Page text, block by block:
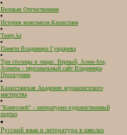
Великая Отечественная
История комсомола Казахстана
Театр.kz
Памяти Владимира Гундарева
Три столицы в лицах: Верный, Алма-Ата,
Алматы - персональный сайт Владимира
Проскурина
Казахстанская Академия журналистского
мастерства
"Книголюб" - литературно-художественный
портал
Русский язык и литература в школах